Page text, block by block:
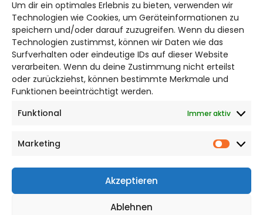
Um dir ein optimales Erlebnis zu bieten, verwenden wir
Technologien wie Cookies, um Geräteinformationen zu
speichern und/oder darauf zuzugreifen. Wenn du diesen
Technologien zustimmst, können wir Daten wie das
Surfverhalten oder eindeutige IDs auf dieser Website
verarbeiten. Wenn du deine Zustimmung nicht erteilst
oder zurückziehst, können bestimmte Merkmale und
Funktionen beeinträchtigt werden.
Funktional
Immer aktiv
Marketing
Akzeptieren
Ablehnen
Bruchtorwall 12
38100 Braunschweig
Telefon: 0531 387220 – 65
DAS STADTMAGAZIN FÜR
BRAUNSCHWEIG
Impressum
Cookie Richtlinie
CITYLIFE! BEI FACEBOOK